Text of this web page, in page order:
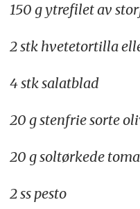
150 g ytrefilet av
2 stk hvetetortilla
4 stk salatblad
20 g stenfrie sorte
20 g soltørkede
2 ss pesto